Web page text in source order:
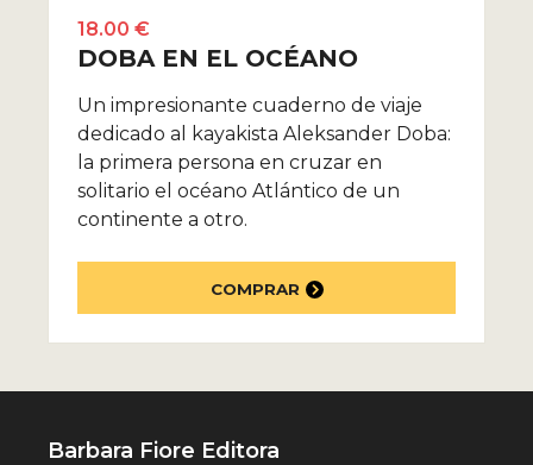
18.00 €
DOBA EN EL OCÉANO
Un impresionante cuaderno de viaje
dedicado al kayakista Aleksander Doba:
la primera persona en cruzar en
solitario el océano Atlántico de un
continente a otro.
COMPRAR
Barbara Fiore Editora